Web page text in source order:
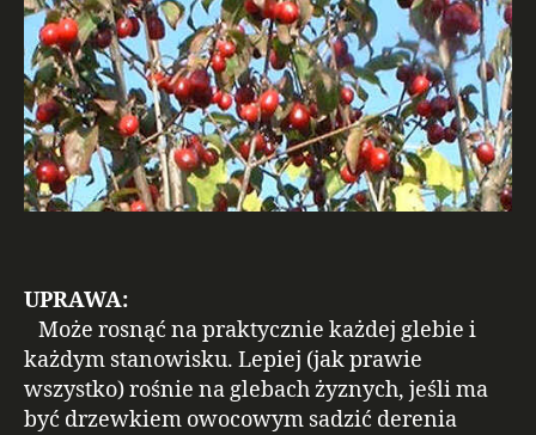
UPRAWA:
Może rosnąć na praktycznie każdej glebie i
każdym stanowisku. Lepiej (jak prawie
wszystko) rośnie na glebach żyznych, jeśli ma
być drzewkiem owocowym sadzić derenia